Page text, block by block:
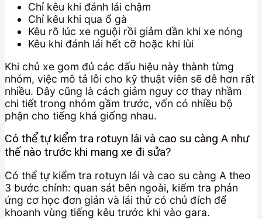
Chỉ kêu khi đánh lái chậm
Chỉ kêu khi qua ổ gà
Kêu rõ lúc xe nguội rồi giảm dần khi xe nóng
Kêu khi đánh lái hết cỡ hoặc khi lùi
Khi chủ xe gom đủ các dấu hiệu này thành từng
nhóm, việc mô tả lỗi cho kỹ thuật viên sẽ dễ hơn rất
nhiều. Đây cũng là cách giảm nguy cơ thay nhầm
chi tiết trong nhóm gầm trước, vốn có nhiều bộ
phận cho tiếng khá giống nhau.
Có thể tự kiểm tra rotuyn lái và cao su càng A như
thế nào trước khi mang xe đi sửa?
Có thể tự kiểm tra rotuyn lái và cao su càng A theo
3 bước chính: quan sát bên ngoài, kiểm tra phản
ứng cơ học đơn giản và lái thử có chủ đích để
khoanh vùng tiếng kêu trước khi vào gara.